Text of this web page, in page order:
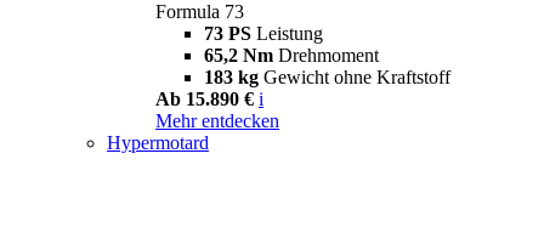
Formula 73
73 PS Leistung
65,2 Nm Drehmoment
183 kg Gewicht ohne Kraftstoff
Ab 15.890 € i
Mehr entdecken
Hypermotard